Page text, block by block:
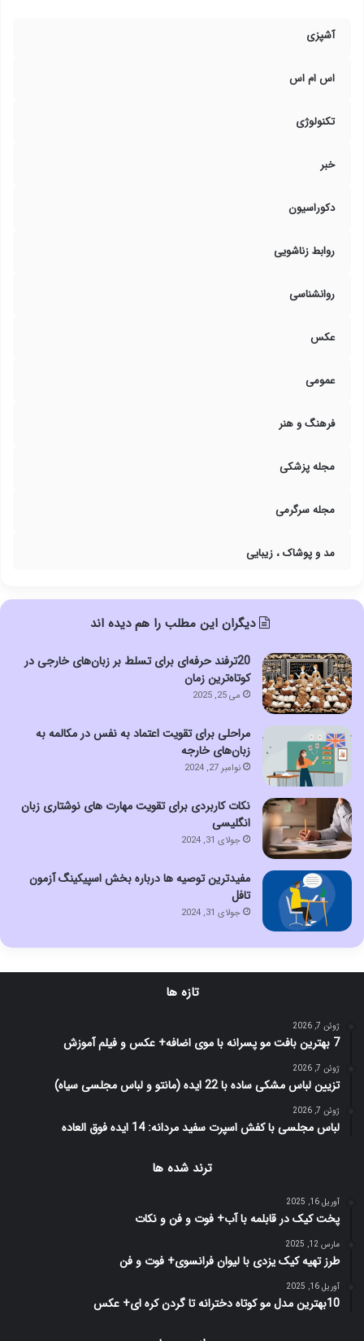
آشپزی
اس ام اس
تکنولوژی
خبر
دکوراسیون
روابط زناشویی
روانشناسی
عکس
عمومی
فرهنگ و هنر
مجله پزشکی
مجله سرگرمی
مد و پوشاک ، زیبایی
دیگران این مطلب را هم دیده اند
20ترفند حرفه‌ای برای تسلط بر زبان‌های خارجی در
کوتاه‌ترین زمان
می 25, 2025
مراحلی برای تقویت اعتماد به نفس در مکالمه به
زبان‌های خارجه
نوامبر 27, 2024
نکات کاربردی برای تقویت مهارت های نوشتاری زبان
انگلیسی
جولای 31, 2024
مفیدترین توصیه ها درباره بخش اسپیکینگ آزمون
تافل
جولای 31, 2024
تازه ها
ژوئن 7, 2026
7 بهترین بافت مو پسرانه با موی اضافه+ عکس و فیلم آموزش
ژوئن 7, 2026
تزیین لباس مشکی ساده با 22 ایده (مانتو و لباس مجلسی سیاه)
ژوئن 7, 2026
لباس مجلسی با کفش اسپرت سفید مردانه: 14 ایده فوق العاده
ترند شده ها
آوریل 16, 2025
پخت کیک در قابلمه با آب+ فوت و فن و نکات
مارس 12, 2025
طرز تهیه کیک یزدی با لیوان فرانسوی+ فوت و فن
آوریل 16, 2025
10بهترین مدل مو کوتاه دخترانه تا گردن کره ای+ عکس